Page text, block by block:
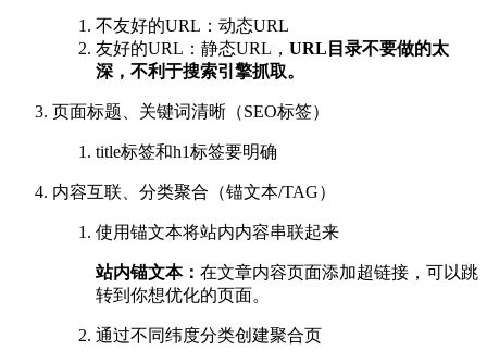
不友好的URL：动态URL
友好的URL：静态URL， URL目录不要做的太
深，不利于搜索引擎抓取。
页面标题、关键词清晰（SEO标签）
title标签和h1标签要明确
内容互联、分类聚合（锚文本/TAG）
使用锚文本将站内内容串联起来
站内锚文本： 在文章内容页面添加超链接，可以跳
转到你想优化的页面。
通过不同纬度分类创建聚合页